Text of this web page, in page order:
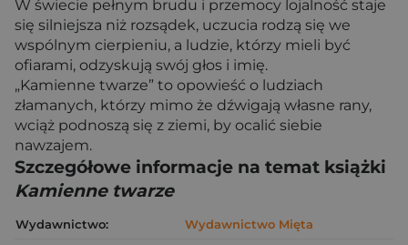
W świecie pełnym brudu i przemocy lojalność staje
się silniejsza niż rozsądek, uczucia rodzą się we
wspólnym cierpieniu, a ludzie, którzy mieli być
ofiarami, odzyskują swój głos i imię.
„Kamienne twarze” to opowieść o ludziach
złamanych, którzy mimo że dźwigają własne rany,
wciąż podnoszą się z ziemi, by ocalić siebie
nawzajem.
Szczegółowe informacje na temat książki
Kamienne twarze
Wydawnictwo:
Wydawnictwo Mięta